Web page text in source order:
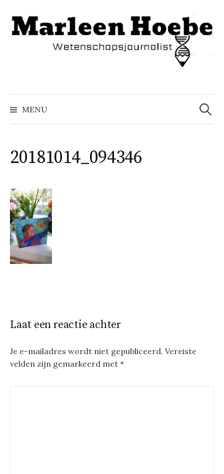
inhoud
springen
MENU
Zoeken
naar:
20181014_094346
Laat een reactie achter
Je e-mailadres wordt niet gepubliceerd. Vereiste
velden zijn gemarkeerd met *